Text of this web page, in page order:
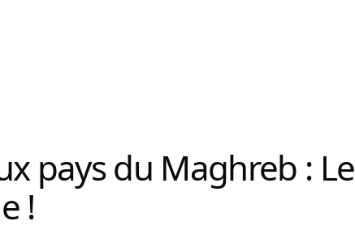
pays du Maghreb : Le
!